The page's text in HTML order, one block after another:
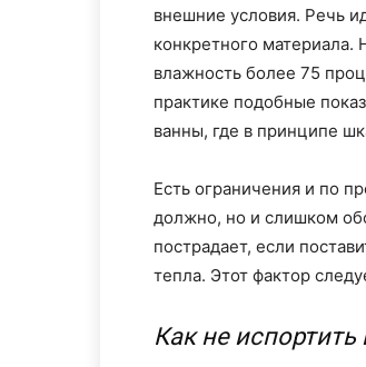
внешние условия. Речь
конкретного
влажность более 75
практике подобные
ванны, где в принципе
Есть ограничения и по
должно, но и слишком
пострадает, если
тепла. Этот фактор
Как не